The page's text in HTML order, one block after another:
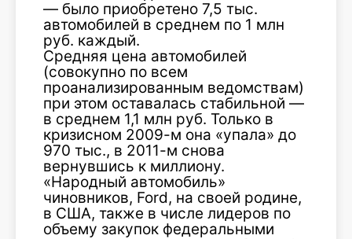
— было приобретено 7,5 тыс.
автомобилей в среднем по 1 млн
руб. каждый.
Средняя цена автомобилей
(совокупно по всем
проанализированным ведомствам)
при этом оставалась стабильной —
в среднем 1,1 млн руб. Только в
кризисном 2009-м она «упала» до
970 тыс., в 2011-м снова
вернувшись к миллиону.
«Народный автомобиль»
чиновников, Ford, на своей родине,
в США, также в числе лидеров по
объему закупок федеральными